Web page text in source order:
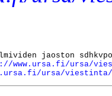
jaoston
www.ursa.fi/ursa/
ursa/viestinta/